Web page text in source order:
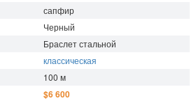
сапфир
Черный
Браслет стальной
классическая
100 м
$6 600